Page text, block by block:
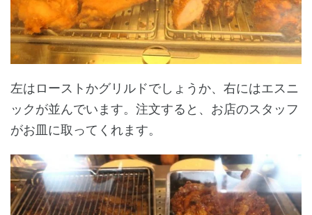
左はローストかグリルドでしょうか、右にはエスニ
ックが並んでいます。注文すると、お店のスタッフ
がお皿に取ってくれます。